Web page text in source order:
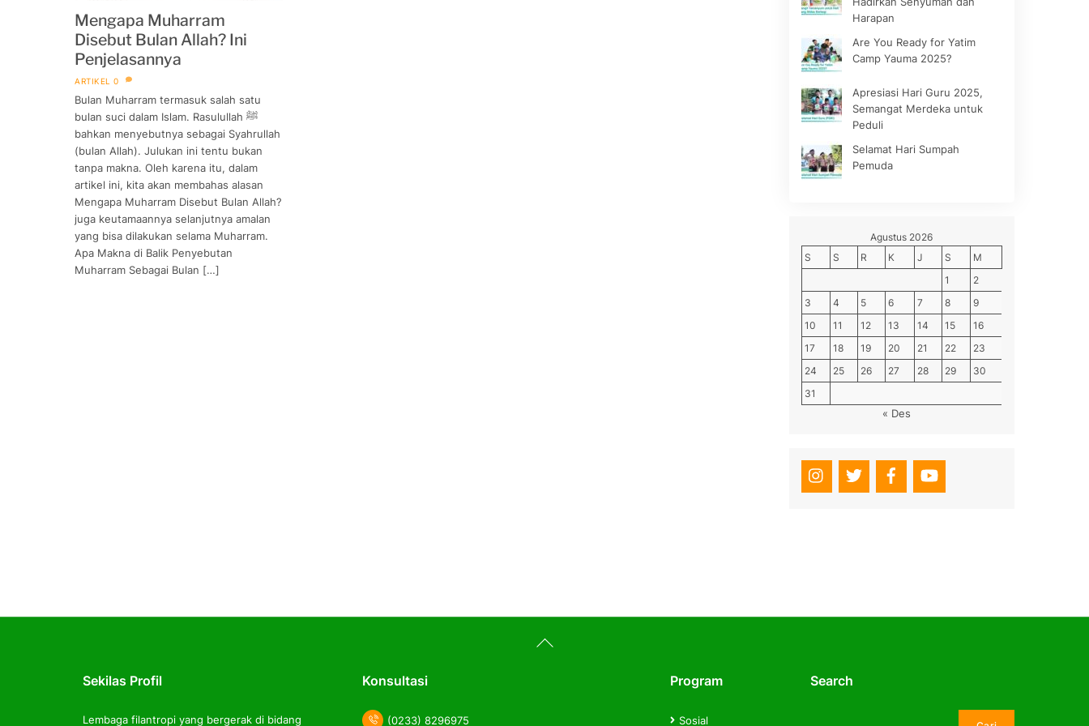
Mengapa Muharram
Disebut Bulan Allah? Ini
Penjelasannya
ARTIKEL 0
Bulan Muharram termasuk salah satu
bulan suci dalam Islam. Rasulullah ﷺ
bahkan menyebutnya sebagai Syahrullah
(bulan Allah). Julukan ini tentu bukan
tanpa makna. Oleh karena itu, dalam
artikel ini, kita akan membahas alasan
Mengapa Muharram Disebut Bulan Allah?
juga keutamaannya selanjutnya amalan
yang bisa dilakukan selama Muharram.
Apa Makna di Balik Penyebutan
Muharram Sebagai Bulan […]
Harapan
Are You Ready for Yatim
Camp Yauma 2025?
Apresiasi Hari Guru 2025,
Semangat Merdeka untuk
Peduli
Selamat Hari Sumpah
Pemuda
Agustus 2026
S
S R K J S
M
1
2
3
4 5 6 7 8
9
10
11 12 13 14 15
16
17
18 19 20 21 22
23
24
25 26 27 28 29
30
31
« Des
Back
To
Sekilas Profil
Lembaga filantropi yang bergerak di bidang
Konsultasi
(0233) 8296975
Program
Sosial
Search